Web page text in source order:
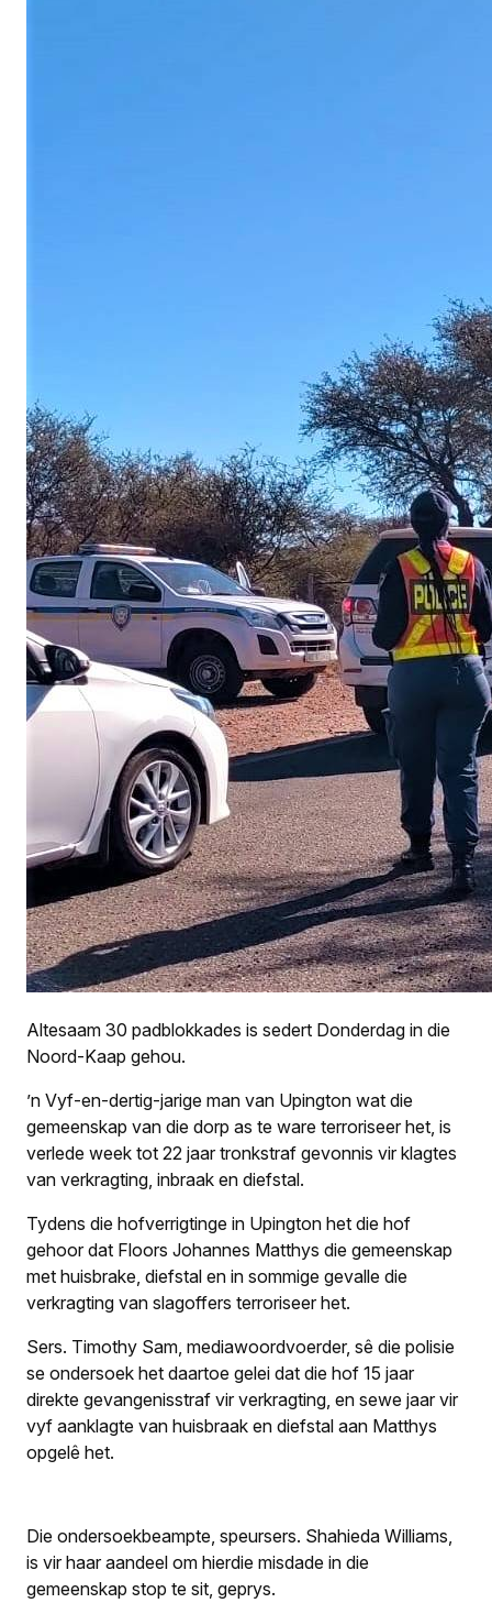
Altesaam 30 padblokkades is sedert Donderdag in die
Noord-Kaap gehou.
’n Vyf-en-dertig-jarige man van Upington wat die
gemeenskap van die dorp as te ware terroriseer het, is
verlede week tot 22 jaar tronkstraf gevonnis vir klagtes
van verkragting, inbraak en diefstal.
Tydens die hofverrigtinge in Upington het die hof
gehoor dat Floors Johannes Matthys die gemeenskap
met huisbrake, diefstal en in sommige gevalle die
verkragting van slagoffers terroriseer het.
Sers. Timothy Sam, mediawoordvoerder, sê die polisie
se ondersoek het daartoe gelei dat die hof 15 jaar
direkte gevangenisstraf vir verkragting, en sewe jaar vir
vyf aanklagte van huisbraak en diefstal aan Matthys
opgelê het.
Die ondersoekbeampte, speursers. Shahieda Williams,
is vir haar aandeel om hierdie misdade in die
gemeenskap stop te sit, geprys.